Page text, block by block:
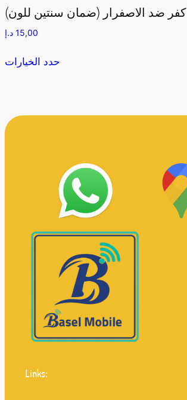
كفر ضد الاصفرار (ضمان سنتين للون)
15,00 د.إ
حدد الخيارات
Links: